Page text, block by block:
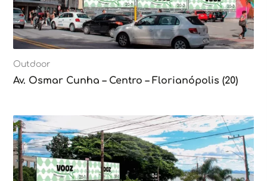
Outdoor
Av. Osmar Cunha – Centro – Florianópolis (20)